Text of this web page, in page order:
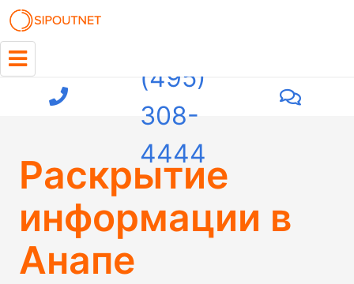
(495)
308-
4444
Раскрытие
информации в
Анапе